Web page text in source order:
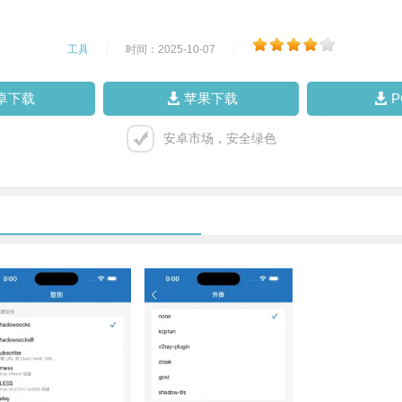
工具 时间：2025-10-07
下载 苹果下载
安卓市场，安全绿色